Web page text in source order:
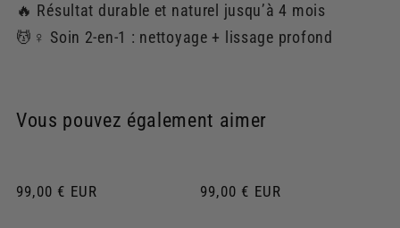
🔥 Résultat durable et naturel jusqu’à 4 mois
💆♀️ Soin 2-en-1 : nettoyage + lissage profond
Vous pouvez également aimer
Prix
99,00 € EUR
Prix
99,00 € EUR